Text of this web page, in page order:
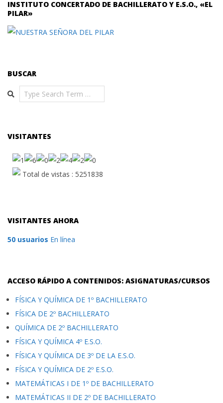
INSTITUTO CONCERTADO DE BACHILLERATO Y E.S.O., «EL
PILAR»
BUSCAR
Search
VISITANTES
Total de vistas : 5251838
VISITANTES AHORA
50 usuarios En línea
ACCESO RÁPIDO A CONTENIDOS: ASIGNATURAS/CURSOS
FÍSICA Y QUÍMICA DE 1º BACHILLERATO
FÍSICA DE 2º BACHILLERATO
QUÍMICA DE 2º BACHILLERATO
FÍSICA Y QUÍMICA 4º E.S.O.
FÍSICA Y QUÍMICA DE 3º DE LA E.S.O.
FÍSICA Y QUÍMICA DE 2º E.S.O.
MATEMÁTICAS I DE 1º DE BACHILLERATO
MATEMÁTICAS II DE 2º DE BACHILLERATO